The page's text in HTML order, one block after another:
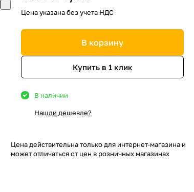
Цена указана без учета НДС
В корзину
Купить в 1 клик
В наличии
Нашли дешевле?
Цена действительна только для интернет-магазина и
может отличаться от цен в розничных магазинах